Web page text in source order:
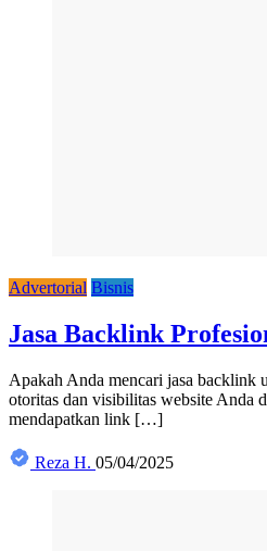
Advertorial Bisnis
Jasa Backlink
Apakah Anda mencari jasa backlink
otoritas dan visibilitas website Anda
mendapatkan link […]
Reza H. 05/04/2025